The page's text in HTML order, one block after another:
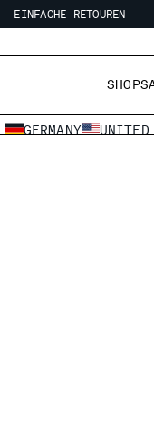
EINFACHE RETOUREN
EINFACHE RETOUREN
SHOP
GERMANY UNITED